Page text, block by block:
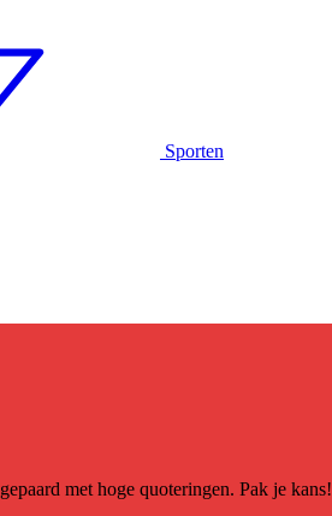
Sporten
met hoge quoteringen. Pak je kans!